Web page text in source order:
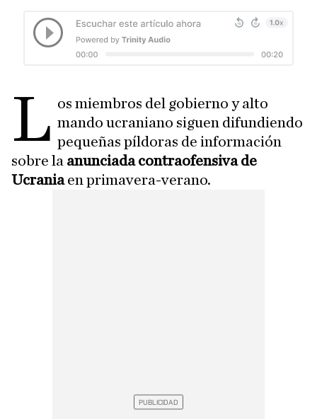
L os miembros del gobierno y alto
mando ucraniano siguen difundiendo
pequeñas píldoras de información
sobre la anunciada contraofensiva de
Ucraniaen primavera-verano.